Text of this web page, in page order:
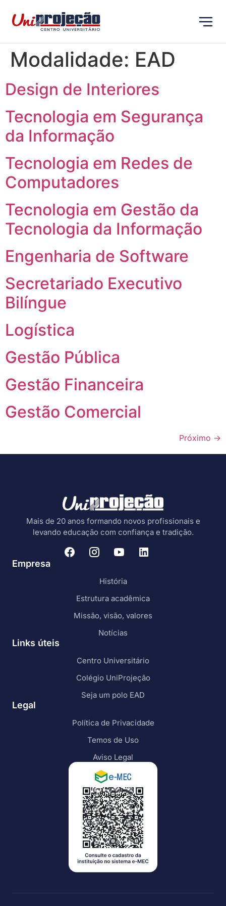
Modalidade: EAD
Design de Interiores
Tecnologia em Segurança
da Informação
Tecnologia em Redes de
Computadores
Tecnologia em Gestão da
Tecnologia da Informação
Engenharia de Software
Secretariado Executivo
Bilíngue
Logística
Gestão Pública
Gestão Financeira
Gestão Comercial
Próximo →
Mais de 20 anos formando novos profissionais e
levando educação com confiança e tradição.
Empresa
História
Estrutura acadêmica
Missão, visão, valores
Notícias
Links úteis
Centro Universitário
Colégio UniProjeção
Seja um polo EAD
Legal
Política de Privacidade
Temos de Uso
Aviso Legal